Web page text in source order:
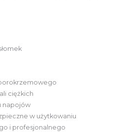
ciężkich
napojów
w użytkowaniu
i profesjonalnego